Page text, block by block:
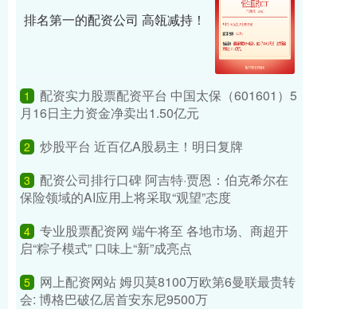
排名第一的配资公司 高瓴减持！
1
配资实力股票配资平台 中国太保（601601）5
月16日主力资金净卖出1.50亿元
2 炒股平台 近百亿A股易主！明日复牌
3
配资公司排行口碑 阿吉特·贾恩：伯克希尔在
保险领域的AI应用上将采取“观望”态度
4 专业股票配资网 端午将至 各地市场、商超开
启“粽子模式” 口味上“新”成亮点
5
网上配资网站 姆贝莫8100万欧第6曼联最贵转
会: 博格巴破亿居首安东尼9500万